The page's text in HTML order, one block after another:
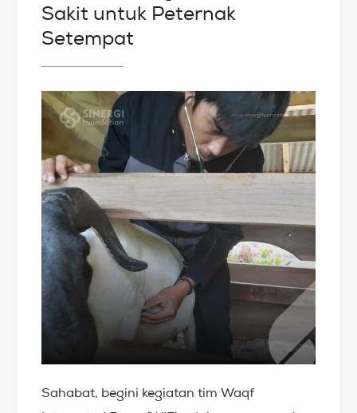
Sakit untuk Peternak
Setempat
Sahabat, begini kegiatan tim Waqf